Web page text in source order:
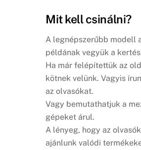
Mit kell csinálni?
A legnépszerűbb modell
példának vegyük a
Ha már felépítettük az
kötnek velünk. Vagyis
az olvasókat.
Vagy bemutathatjuk a
gépeket árul.
A lényeg, hogy az
ajánlunk valódi